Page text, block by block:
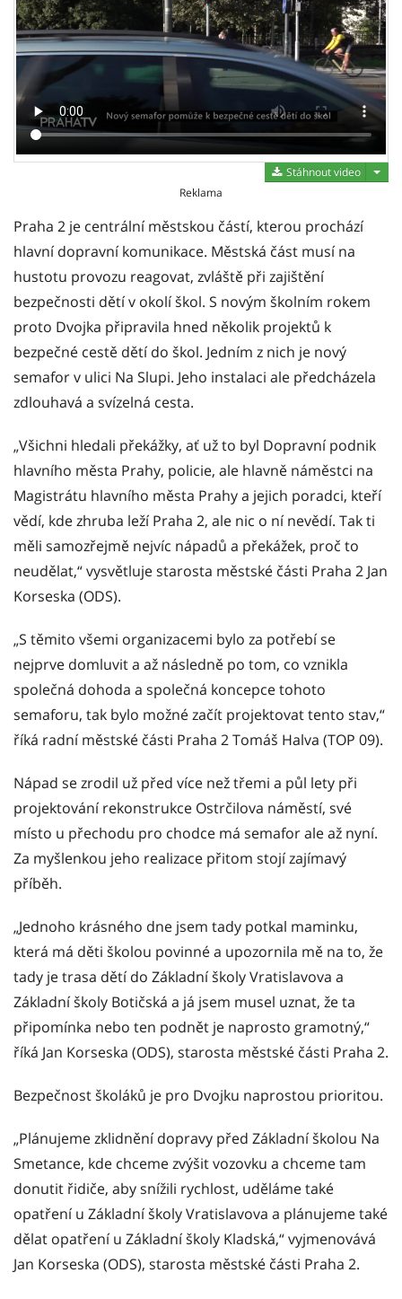
Stáhnout video
Reklama
Praha 2 je centrální městskou částí, kterou prochází
hlavní dopravní komunikace. Městská část musí na
hustotu provozu reagovat, zvláště při zajištění
bezpečnosti dětí v okolí škol. S novým školním rokem
proto Dvojka připravila hned několik projektů k
bezpečné cestě dětí do škol. Jedním z nich je nový
semafor v ulici Na Slupi. Jeho instalaci ale předcházela
zdlouhavá a svízelná cesta.
„Všichni hledali překážky, ať už to byl Dopravní podnik
hlavního města Prahy, policie, ale hlavně náměstci na
Magistrátu hlavního města Prahy a jejich poradci, kteří
vědí, kde zhruba leží Praha 2, ale nic o ní nevědí. Tak ti
měli samozřejmě nejvíc nápadů a překážek, proč to
neudělat,“ vysvětluje starosta městské části Praha 2 Jan
Korseska (ODS).
„S těmito všemi organizacemi bylo za potřebí se
nejprve domluvit a až následně po tom, co vznikla
společná dohoda a společná koncepce tohoto
semaforu, tak bylo možné začít projektovat tento stav,“
říká radní městské části Praha 2 Tomáš Halva (TOP 09).
Nápad se zrodil už před více než třemi a půl lety při
projektování rekonstrukce Ostrčilova náměstí, své
místo u přechodu pro chodce má semafor ale až nyní.
Za myšlenkou jeho realizace přitom stojí zajímavý
příběh.
„Jednoho krásného dne jsem tady potkal maminku,
která má děti školou povinné a upozornila mě na to, že
tady je trasa dětí do Základní školy Vratislavova a
Základní školy Botičská a já jsem musel uznat, že ta
připomínka nebo ten podnět je naprosto gramotný,“
říká Jan Korseska (ODS), starosta městské části Praha 2.
Bezpečnost školáků je pro Dvojku naprostou prioritou.
„Plánujeme zklidnění dopravy před Základní školou Na
Smetance, kde chceme zvýšit vozovku a chceme tam
donutit řidiče, aby snížili rychlost, uděláme také
opatření u Základní školy Vratislavova a plánujeme také
dělat opatření u Základní školy Kladská,“ vyjmenovává
Jan Korseska (ODS), starosta městské části Praha 2.